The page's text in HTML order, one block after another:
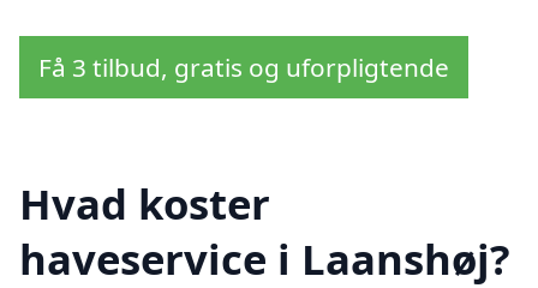
Få 3 tilbud, gratis og uforpligtende
Hvad koster
haveservice i Laanshøj?